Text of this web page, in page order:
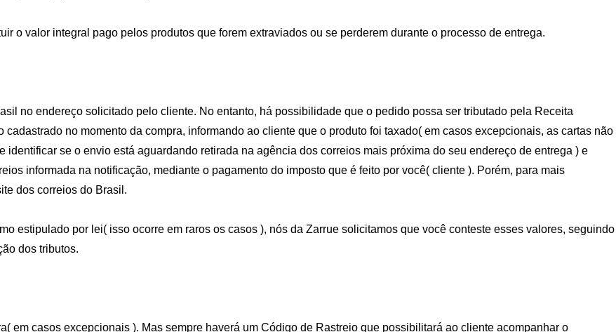
o valor integral pago pelos produtos que forem extraviados ou se perderem durante o processo de entrega.
no endereço solicitado pelo cliente. No entanto, há possibilidade que o pedido possa ser tributado pela Receita
no momento da compra, informando ao cliente que o produto foi taxado( em casos excepcionais, as cartas não
se o envio está aguardando retirada na agência dos correios mais próxima do seu endereço de entrega ) e
informada na notificação, mediante o pagamento do imposto que é feito por você( cliente ). Porém, para mais
dos correios do Brasil.
estipulado por lei( isso ocorre em raros os casos ), nós da Zarrue solicitamos que você conteste esses valores, seguindo
dos tributos.
em casos excepcionais ). Mas sempre haverá um Código de Rastreio que possibilitará ao cliente acompanhar o